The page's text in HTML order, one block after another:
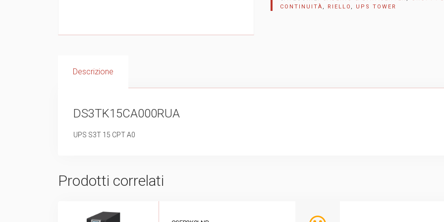
CONTINUITÀ , RIELLO , UPS TOWER
Descrizione
DS3TK15CA000RUA
UPS S3T 15 CPT A0
Prodotti correlati